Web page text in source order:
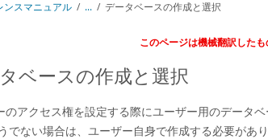
ンスマニュアル / ... / データベースの作成と選択
このページは機械翻訳したも
ベースの作成と選択
のアクセス権を設定する際にユーザー用のデータ
でない場合は、ユーザー自身で作成する必要があり